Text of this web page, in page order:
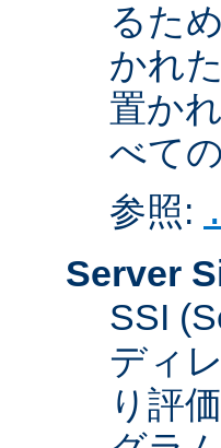
るた
かれ
置か
べて
参照:
Server
SSI
ディ
り評